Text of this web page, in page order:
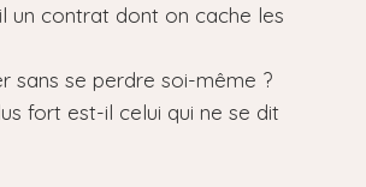
un contrat dont on cache les
sans se perdre soi-même ?
fort est-il celui qui ne se dit